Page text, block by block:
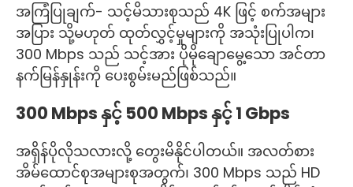
အကြံပြုချက်- သင့်မိသားစုသည် 4K ဖြင့် စက်အများ
အပြား သို့မဟုတ် ထုတ်လွှင့်မှုများကို အသုံးပြုပါက၊
300 Mbps သည် သင့်အား ပိုမိုချောမွေ့သော အင်တာ
နက်မြန်နှုန်းကို ပေးစွမ်းမည်ဖြစ်သည်။
300 Mbps နှင့် 500 Mbps နှင့် 1 Gbps
အရှိန်ပိုလိုသလားလို့ တွေးမိနိုင်ပါတယ်။ အလတ်စား
အိမ်ထောင်စုအများစုအတွက်၊ 300 Mbps သည် HD